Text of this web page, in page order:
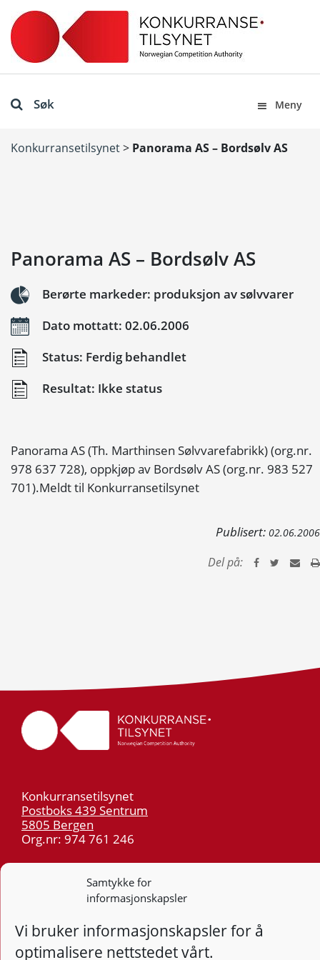
Samtykke for
informasjonskapsler
Vi bruker informasjonskapsler for å
optimalisere nettstedet vårt.
Søk Meny
Konkurransetilsynet> Panorama AS – Bordsølv AS
Panorama AS – Bordsølv AS
Berørte markeder: produksjon av sølvvarer
Dato mottatt: 02.06.2006
Status: Ferdig behandlet
Resultat: Ikke status
Panorama AS (Th. Marthinsen Sølvvarefabrikk) (org.nr.
978 637 728), oppkjøp av Bordsølv AS (org.nr. 983 527
701).Meldt til Konkurransetilsynet
Publisert: 02.06.2006
Del på:
Konkurransetilsynet
Postboks 439 Sentrum
5805 Bergen
Org.nr: 974 761 246
55 59 75 00
post@kt.no